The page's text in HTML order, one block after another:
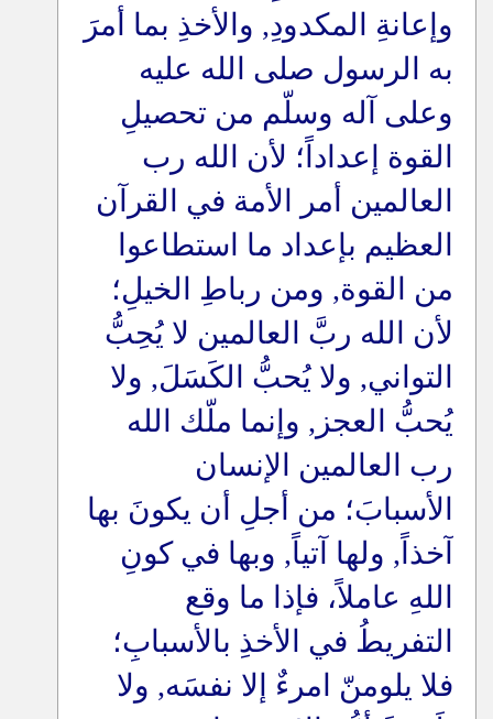
وإعانةِ المكدودِ, والأخذِ بما أمرَ
به الرسول صلى الله عليه
وعلى آله وسلّم من تحصيلِ
القوة إعداداً؛ لأن الله رب
العالمين أمر الأمة في القرآن
العظيم بإعداد ما استطاعوا
من القوة, ومن رباطِ الخيلِ؛
لأن الله ربَّ العالمين لا يُحِبُّ
التواني, ولا يُحبُّ الكَسَلَ, ولا
يُحبُّ العجز, وإنما ملّك الله
رب العالمين الإنسان
الأسبابَ؛ من أجلِ أن يكونَ بها
آخذاً, ولها آتياً, وبها في كونِ
اللهِ عاملاً، فإذا ما وقع
التفريطُ في الأخذِ بالأسبابِ؛
فلا يلومنّ امرءٌ إلا نفسَه, ولا